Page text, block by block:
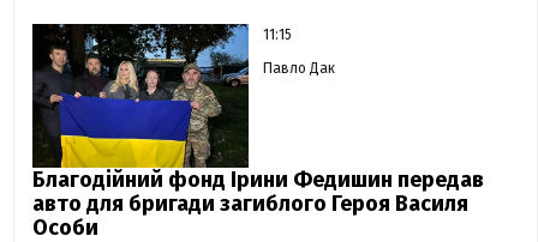
11:15
Павло Дак
Благодійний фонд Ірини Федишин передав
авто для бригади загиблого Героя Василя
Особи